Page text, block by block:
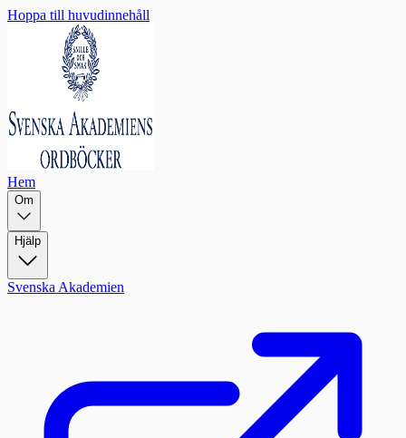
Hoppa till huvudinnehåll
Hem
Om
Hjälp
Svenska Akademien